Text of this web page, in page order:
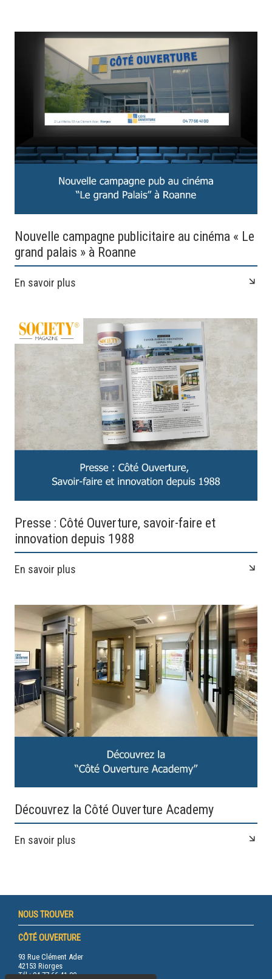
Nouvelle campagne publicitaire au cinéma « Le
grand palais » à Roanne
En savoir plus
Presse : Côté Ouverture, savoir-faire et
innovation depuis 1988
En savoir plus
Découvrez la Côté Ouverture Academy
En savoir plus
NOUS TROUVER
CÔTÉ OUVERTURE
93 Rue Clément Ader
42153 Riorges
Tél.: 04 77 66 41 00